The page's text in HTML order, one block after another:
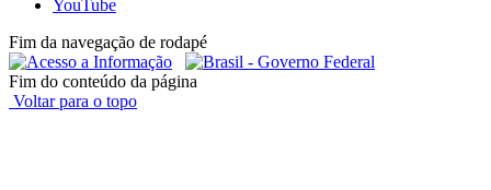
YouTube
Fim da navegação de rodapé
Fim do conteúdo da página
Voltar para o topo